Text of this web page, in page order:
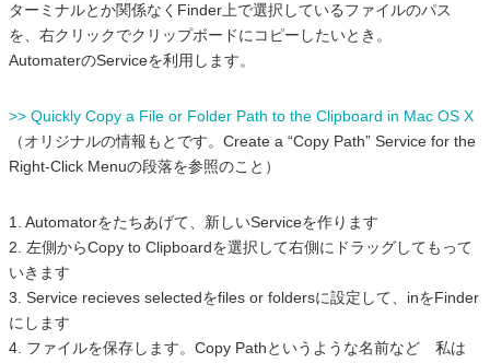
ターミナルとか関係なくFinder上で選択しているファイルのパス
を、右クリックでクリップボードにコピーしたいとき。
AutomaterのServiceを利用します。
>> Quickly Copy a File or Folder Path to the Clipboard in Mac OS X
（オリジナルの情報もとです。Create a “Copy Path” Service for the
Right-Click Menuの段落を参照のこと）
1. Automatorをたちあげて、新しいServiceを作ります
2. 左側からCopy to Clipboardを選択して右側にドラッグしてもって
いきます
3. Service recieves selectedをfiles or foldersに設定して、inをFinder
にします
4. ファイルを保存します。Copy Pathというような名前など 私は